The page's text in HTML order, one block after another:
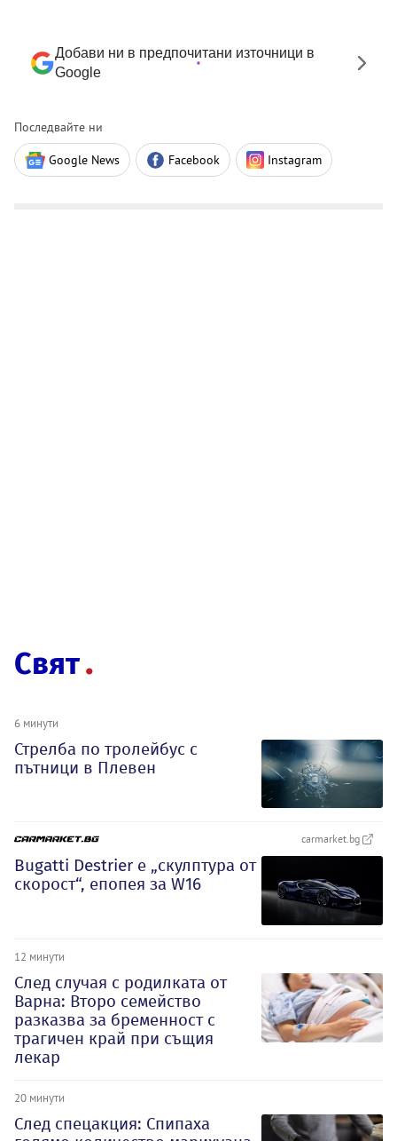
Добави ни в предпочитани източници в
Google
Последвайте ни
Google News Facebook Instagram
Свят
6 минути
Стрелба по тролейбус с
пътници в Плевен
carmarket.bg
Bugatti Destrier е „скулптура от
скорост“, епопея за W16
12 минути
След случая с родилката от
Варна: Второ семейство
разказва за бременност с
трагичен край при същия
лекар
20 минути
След спецакция: Спипаха